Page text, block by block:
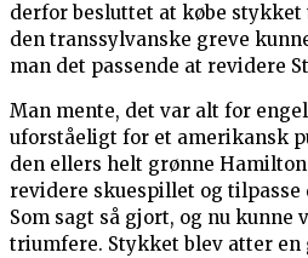
derfor besluttet at købe stykket
den transsylvanske greve
man det passende at revidere
Man mente, det var alt for
uforståeligt for et amerikansk
den ellers helt grønne
revidere skuespillet og tilpasse
Som sagt så gjort, og nu kunne
triumfere. Stykket blev atter en